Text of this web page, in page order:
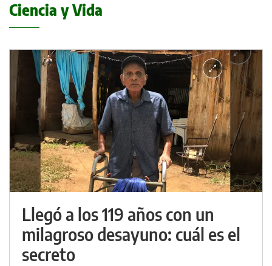
Ciencia y Vida
Llegó a los 119 años con un
milagroso desayuno: cuál es el
secreto